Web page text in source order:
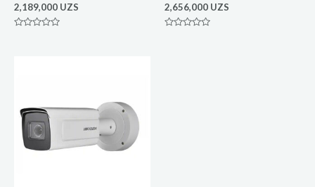
2,189,000 UZS 2,656,000 UZS